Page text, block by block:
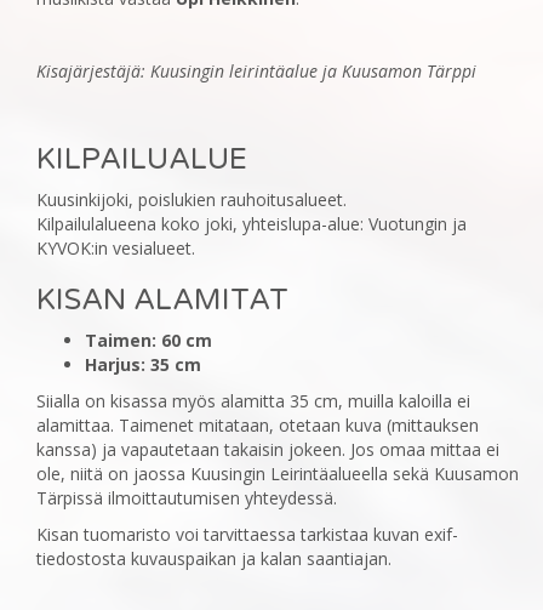
Kisajärjestäjä: Kuusingin leirintäalue ja Kuusamon Tärppi
‎KILPAILUALUE
‎Kuusinkijoki, poislukien rauhoitusalueet.
Kilpailulalueena koko joki, yhteislupa-alue: Vuotungin ja
KYVOK:in vesialueet.
KISAN ALAMITAT
Taimen: 60 cm
Harjus: 35 cm
Siialla on kisassa myös alamitta 35 cm, muilla kaloilla ei
alamittaa. Taimenet mitataan, otetaan kuva (mittauksen
kanssa) ja vapautetaan takaisin jokeen. Jos omaa mittaa ei
ole, niitä on jaossa Kuusingin Leirintäalueella sekä Kuusamon
Tärpissä ilmoittautumisen yhteydessä.
Kisan tuomaristo voi tarvittaessa tarkistaa kuvan exif-
tiedostosta kuvauspaikan ja kalan saantiajan.